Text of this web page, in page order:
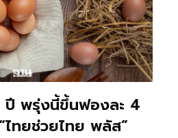
ปี พรุ่งนี้ขึ้นฟองละ 4
ไทยช่วยไทย พลัส”